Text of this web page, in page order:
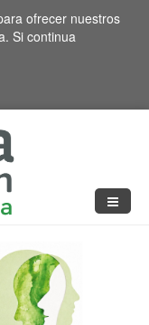
ofrecer nuestros
Si continua